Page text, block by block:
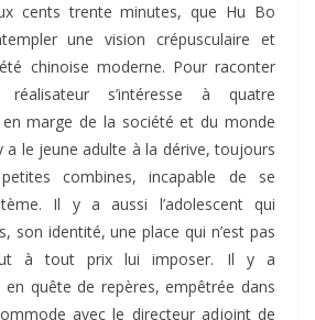
cents trente minutes, que Hu Bo
une vision crépusculaire et
chinoise moderne. Pour raconter
s’intéresse à quatre
marge de la société et du monde
a le jeune adulte à la dérive, toujours
combines, incapable de se
Il y a aussi l’adolescent qui
son identité, une place qui n’est pas
à tout prix lui imposer. Il y a
en quête de repères, empêtrée dans
avec le directeur adjoint de